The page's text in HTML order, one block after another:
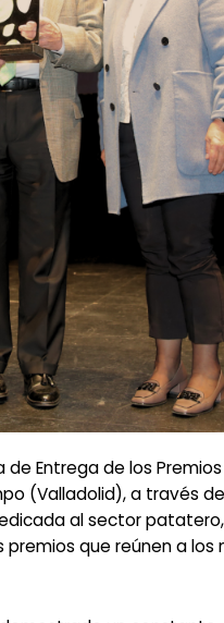
Entrega de los
(Valladolid), a través
al sector
que reúnen a